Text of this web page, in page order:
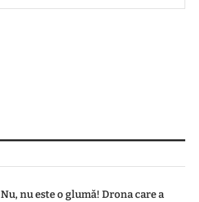
Nu, nu este o glumă! Drona care a